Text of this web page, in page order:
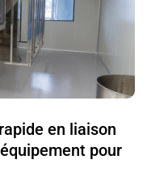
en liaison
pour